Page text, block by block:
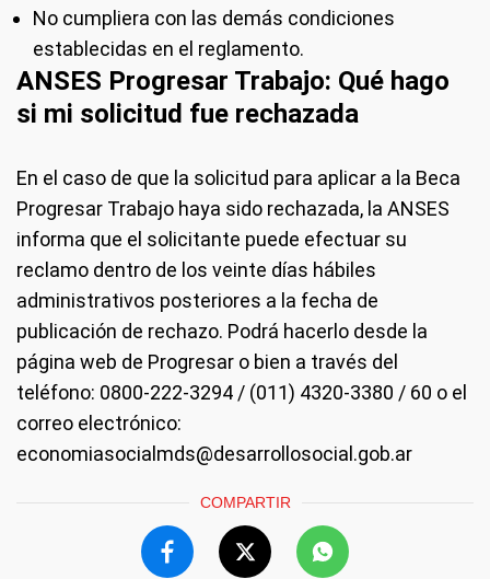
No cumpliera con las demás condiciones
establecidas en el reglamento.
ANSES Progresar Trabajo: Qué hago
si mi solicitud fue rechazada
En el caso de que la solicitud para aplicar a la Beca
Progresar Trabajo haya sido rechazada, la ANSES
informa que el solicitante puede efectuar su
reclamo dentro de los veinte días hábiles
administrativos posteriores a la fecha de
publicación de rechazo. Podrá hacerlo desde la
página web de Progresar o bien a través del
teléfono: 0800-222-3294 / (011) 4320-3380 / 60 o el
correo electrónico:
economiasocialmds@desarrollosocial.gob.ar
COMPARTIR